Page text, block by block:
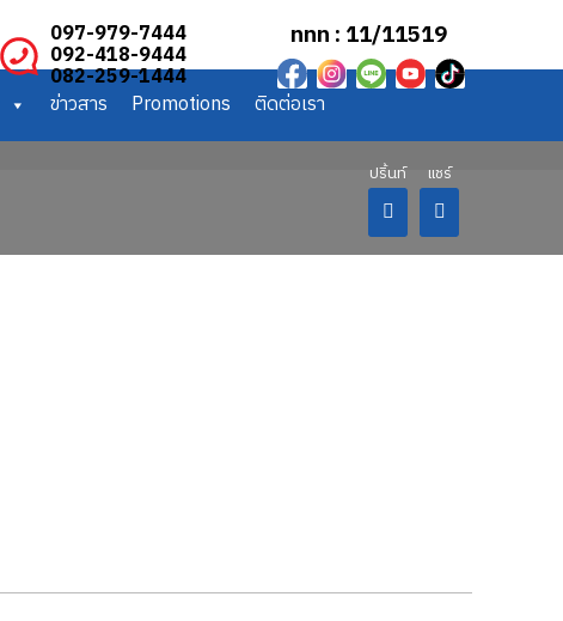
097-979-7444
092-418-9444
082-259-1444
ททท : 11/11519
ข่าวสาร Promotions ติดต่อเรา